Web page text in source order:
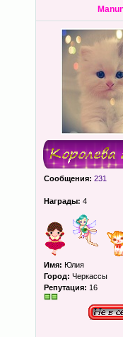
Сообщения: 231
Награды: 4
Имя: Юлия
Город: Черкассы
Репутация: 16